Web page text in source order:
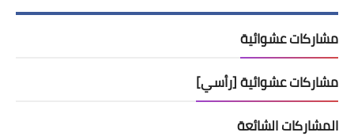
مشاركات عشوائية
مشاركات عشوائية [رأسي]
المشاركات الشائعة